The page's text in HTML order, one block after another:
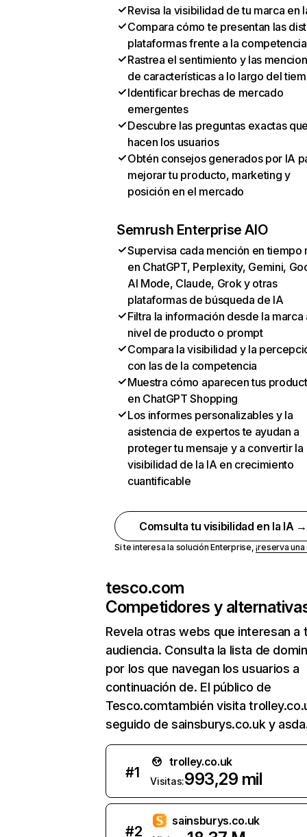
Revisa la visibilidad de tu marca en
Compara cómo te presentan las
plataformas frente a la competencia
Rastrea el sentimiento y las
de características a lo largo del
Identificar brechas de mercado
emergentes
Descubre las preguntas exactas
hacen los usuarios
Obtén consejos generados por IA
mejorar tu producto, marketing y
posición en el mercado
Semrush Enterprise AIO
Supervisa cada mención en tiempo
en ChatGPT, Perplexity, Gemini,
AI Mode, Claude, Grok y otras
plataformas de búsqueda de IA
Filtra la información desde la marca
nivel de producto o prompt
Compara la visibilidad y la
con las de la competencia
Muestra cómo aparecen tus
en ChatGPT Shopping
Los informes personalizables y la
asistencia de expertos te ayudan a
proteger tu mensaje y a convertir la
visibilidad de la IA en crecimiento
cuantificable
Comsulta tu visibilidad en la IA →
Si te interesa la solución Enterprise,¡reserva
tesco.com
Competidores y
Revela otras webs que interesan a
audiencia. Consulta la lista de
por los que navegan los usuarios a
continuación de. El público de
Tesco.comtambién visita
seguido de sainsburys.co.uk y
#1
trolley.co.uk
Visitas:993,29 mil
#2
sainsburys.co.uk